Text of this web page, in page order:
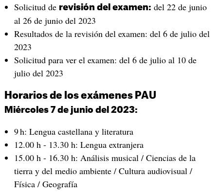
Solicitud de revisión del examen: del 22 de junio
al 26 de junio del 2023
Resultados de la revisión del examen: del 6 de julio del
2023
Solicitud para ver el examen: del 6 de julio al 10 de
julio del 2023
Horarios de los exámenes PAU
Miércoles 7 de junio del 2023:
9 h: Lengua castellana y literatura
12.00 h - 13.30 h: Lengua extranjera
15.00 h - 16.30 h: Análisis musical / Ciencias de la
tierra y del medio ambiente / Cultura audiovisual /
Física / Geografía